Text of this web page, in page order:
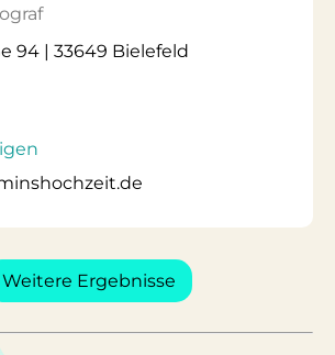
94 | 33649 Bielefeld
Weitere Ergebnisse